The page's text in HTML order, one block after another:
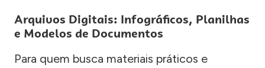
Arquivos Digitais: Infográficos, Planilhas
e Modelos de Documentos
Para quem busca materiais práticos e